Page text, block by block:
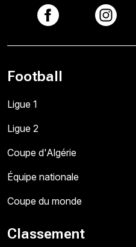
Football
Ligue 1
Ligue 2
Coupe d'Algérie
Équipe nationale
Coupe du monde
Classement